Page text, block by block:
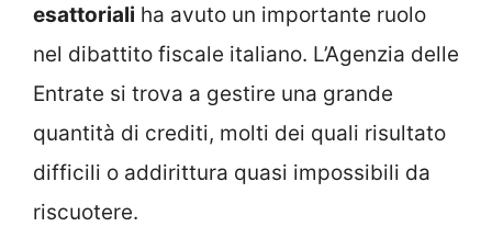
esattoriali ha avuto un importante ruolo
nel dibattito fiscale italiano. L’Agenzia delle
Entrate si trova a gestire una grande
quantità di crediti, molti dei quali risultato
difficili o addirittura quasi impossibili da
riscuotere.